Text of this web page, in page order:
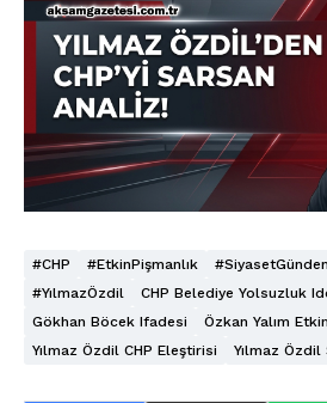
#CHP #EtkinPişmanlık
#YılmazÖzdil
CHP Belediye Yolsuzluk
Gökhan Böcek Ifadesi
Özkan Yalım
Yılmaz Özdil CHP Eleştirisi
Yılmaz Özdil